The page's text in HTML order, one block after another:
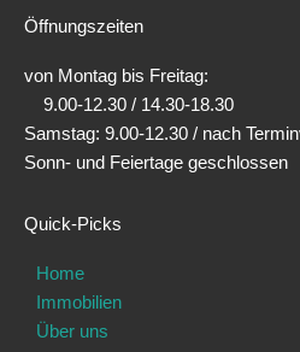
Öffnungszeiten
von Montag bis Freitag:
9.00-12.30 / 14.30-18.30
Samstag: 9.00-12.30 / nach
Sonn- und Feiertage geschlossen
Quick-Picks
Home
Immobilien
Über uns